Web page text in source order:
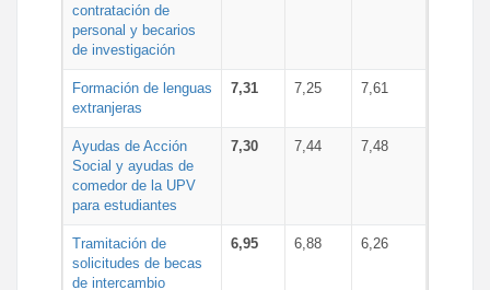
contratación de
personal y becarios
de investigación
Formación de lenguas
extranjeras
7,31 7,25 7,61
Ayudas de Acción
Social y ayudas de
comedor de la UPV
para estudiantes
7,30 7,44 7,48
Tramitación de
solicitudes de becas
de intercambio
6,95 6,88 6,26